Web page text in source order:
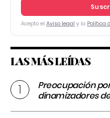
Acepto el Aviso legal y la Política
LAS MÁS LEÍDAS
Preocupación
dinamizadores